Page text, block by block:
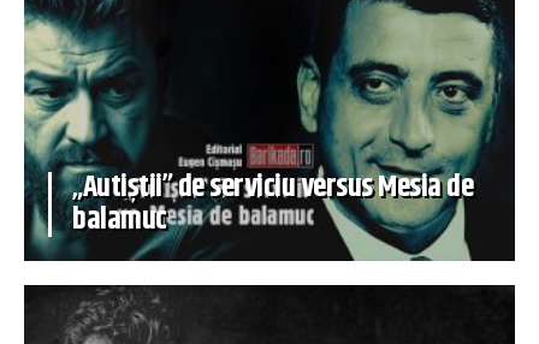
„Autiștii” de serviciu versus Mesia de
balamuc